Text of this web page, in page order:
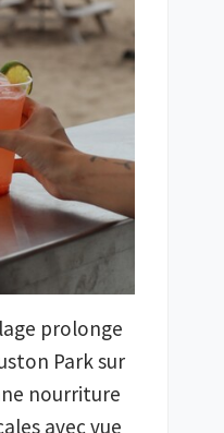
prolonge
Park sur
nourriture
avec vue